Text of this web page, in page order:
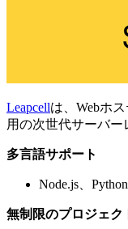
Leapcellは、Webホ
用の次世代サーバー
多言語サポート
Node.js、
無制限のプロジェク